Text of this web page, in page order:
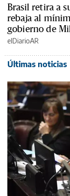
Brasil retira a
rebaja al
gobierno de
elDiarioAR
Últimas noticias